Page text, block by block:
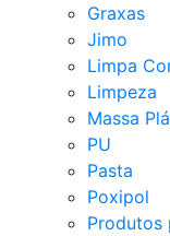
Graxas
Jimo
Limpa
Limpeza
Massa
PU
Pasta
Poxipol
Produtos